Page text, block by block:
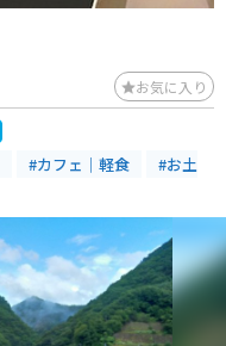
お気に入り
#カフェ｜軽食
#お土